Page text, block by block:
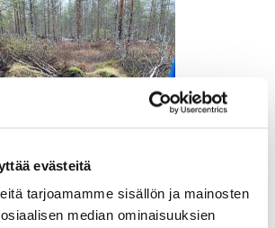
evästeitä
tarjoamamme sisällön ja mainosten
median ominaisuuksien